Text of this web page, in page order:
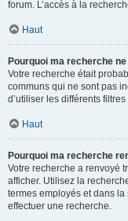
forum. L’accès à la
Haut
Pourquoi ma recherche
Votre recherche était
communs qui ne sont pas
d’utiliser les différents
Haut
Pourquoi ma recherche
Votre recherche a renvoyé
afficher. Utilisez la
termes employés et dans
effectuer une recherche.